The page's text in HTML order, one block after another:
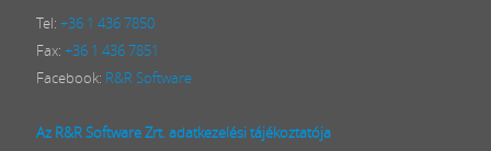
Tel: +36 1 436 7850
Fax: +36 1 436 7851
Facebook: R&R Software
Az R&R Software Zrt. adatkezelési tájékoztatója